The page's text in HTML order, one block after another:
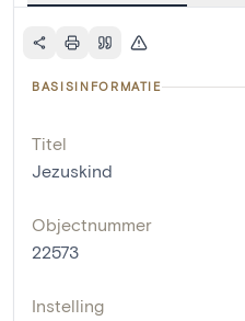
BASISINFORMATIE
Titel
Jezuskind
Objectnummer
22573
Instelling